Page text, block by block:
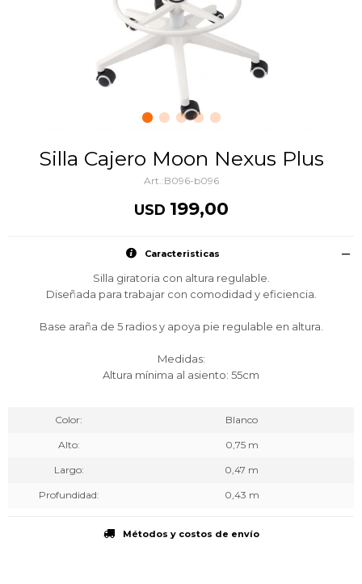
Silla Cajero Moon Nexus Plus
B096-b096
USD 199,00
Caracteristicas
Silla giratoria con altura regulable.
Diseñada para trabajar con comodidad y eficiencia.
Base araña de 5 radios y apoya pie regulable en altura.
Medidas:
Altura mínima al asiento: 55cm
Color Blanco
Alto 0,75 m
Largo 0,47 m
Profundidad 0,43 m
Métodos y costos de envío